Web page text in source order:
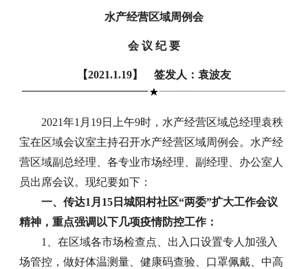
水产经营区域周例会
会 议 纪 要
【2021.1.19】 签发人：袁波友
2021年1月19日上午9时，水产经营区域总经理袁秩
宝在区域会议室主持召开水产经营区域周例会。水产经
营区域副总经理、各专业市场经理、副经理、办公室人
员出席会议。现纪要如下：
一、传达1月15日城阳村社区“两委”扩大工作会议
精神，重点强调以下几项疫情防控工作：
1、在区域各市场检查点、出入口设置专人加强入
场管控，做好体温测量、健康码查验、口罩佩戴、中高